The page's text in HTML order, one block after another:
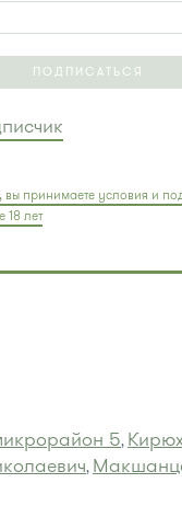
ПОДПИСАТЬСЯ
вы принимаете условия и
18 лет
5,
,